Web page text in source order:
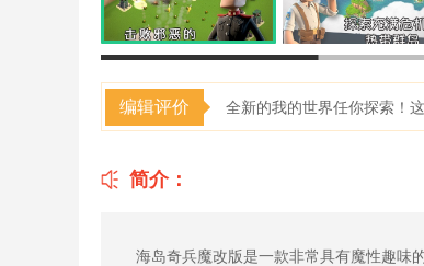
编辑评价 全新的我的世界任你探索！
简介：
海岛奇兵魔改版是一款非常具有魔性趣味